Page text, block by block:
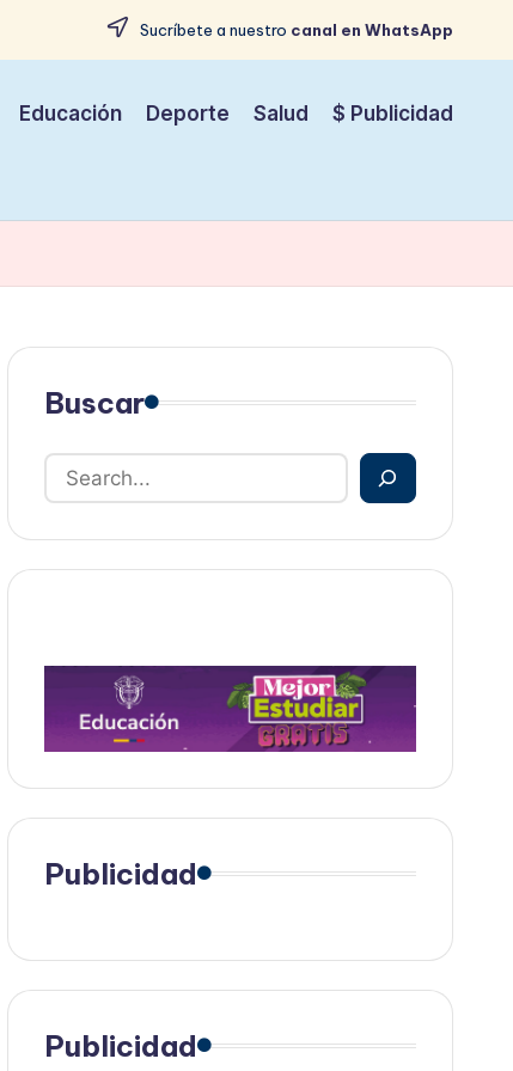
Sucríbete a nuestro canal en WhatsApp
Educación Deporte Salud $ Publicidad
Buscar
Publicidad
Publicidad